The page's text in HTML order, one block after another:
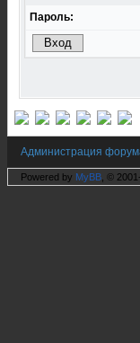
Пароль:
Администрация
Powered by MyBB , ©